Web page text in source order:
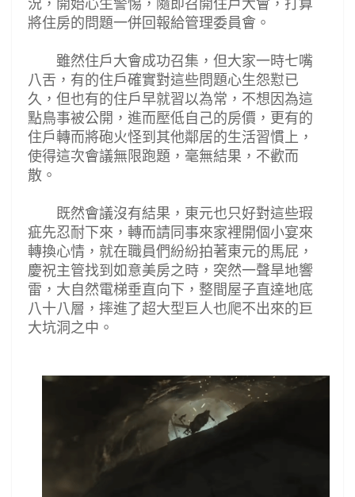
況，開始心生警惕，隨即召開住戶大會，打算
將住房的問題一併回報給管理委員會。
雖然住戶大會成功召集，但大家一時七嘴
八舌，有的住戶確實對這些問題心生怨懟已
久，但也有的住戶早就習以為常，不想因為這
點鳥事被公開，進而壓低自己的房價，更有的
住戶轉而將砲火怪到其他鄰居的生活習慣上，
使得這次會議無限跑題，毫無結果，不歡而
散。
既然會議沒有結果，東元也只好對這些瑕
疵先忍耐下來，轉而請同事來家裡開個小宴來
轉換心情，就在職員們紛紛拍著東元的馬屁，
慶祝主管找到如意美房之時，突然一聲旱地響
雷，大自然電梯垂直向下，整間屋子直達地底
八十八層，摔進了超大型巨人也爬不出來的巨
大坑洞之中。